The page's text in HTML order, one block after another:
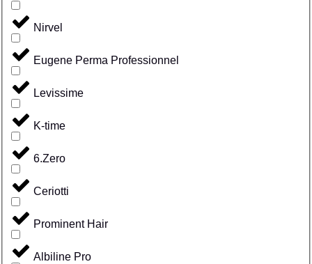
Nirvel
Eugene Perma Professionnel
Levissime
K-time
6.Zero
Ceriotti
Prominent Hair
Albiline Pro